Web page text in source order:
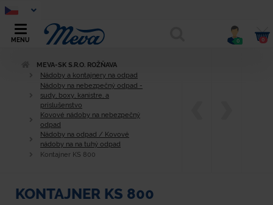
MENU 0 0
MEVA-SK S.R.O. ROŽŇAVA
Nádoby a kontajnery na odpad
Nádoby na nebezpečný odpad -
sudy, boxy, kanistre, a
príslušenstvo
Kovové nádoby na nebezpečný
odpad
Nádoby na odpad / Kovové
nádoby na na tuhý odpad
Kontajner KS 800
KONTAJNER KS 800